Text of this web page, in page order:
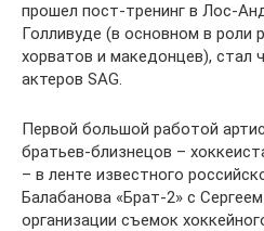
прошел пост-тренинг в Лос-
Голливуде (в основном в роли
хорватов и македонцев), стал
актеров SAG.
Первой большой работой
братьев-близнецов –
– в ленте известного
Балабанова «Брат-2» с
организации съемок